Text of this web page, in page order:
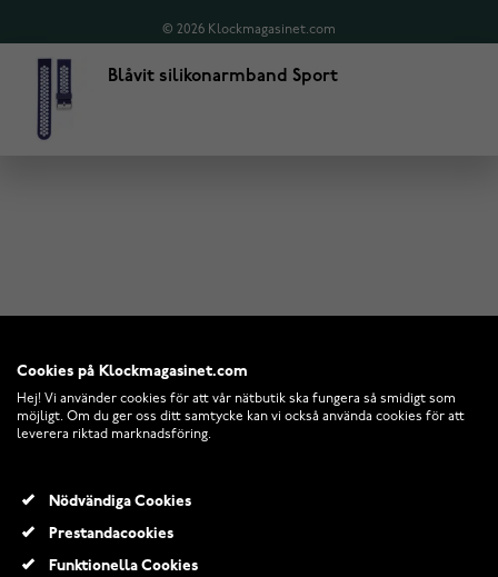
© 2026 Klockmagasinet.com
Blåvit silikonarmband Sport
Cookies på Klockmagasinet.com
Hej! Vi använder cookies för att vår nätbutik ska fungera så smidigt som
möjligt. Om du ger oss ditt samtycke kan vi också använda cookies för att
leverera riktad marknadsföring.
Nödvändiga Cookies
Prestandacookies
Funktionella Cookies